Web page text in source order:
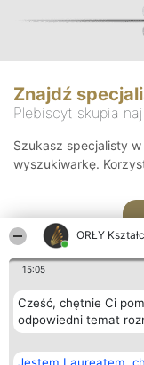
ORŁY
15:05
Cześć, chętnie Ci
odpowiedni temat
Znajdź
Plebiscyt skupia
Szukasz specjalisty
wyszukiwarkę.
Organizator plebiscytu